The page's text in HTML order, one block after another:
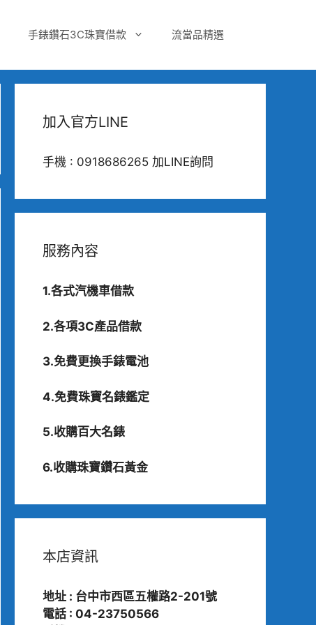
手錶鑽石3C珠寶借款 流當品精選
加入官方LINE
手機 : 0918686265 加LINE詢問
服務內容
1.各式汽機車借款
2.各項3C產品借款
3.免費更換手錶電池
4.免費珠寶名錶鑑定
5.收購百大名錶
6.收購珠寶鑽石黃金
本店資訊
地址 : 台中市西區五權路2-201號
電話 : 04-23750566